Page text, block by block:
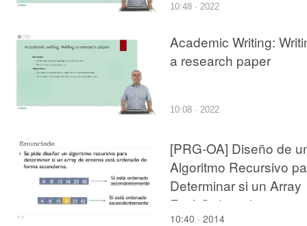
10:48 · 2022
Academic Writing:
a research paper
10:08 · 2022
[PRG-OA] Diseño de
Algoritmo Recursivo
Determinar si un Array
Está Ordenado
10:40 · 2014